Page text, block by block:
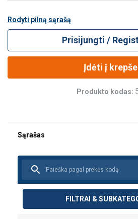
Rodyti pilną sąrašą
Prisijungti /
Įdėti į
Produkto kodas:
FILTRAI &